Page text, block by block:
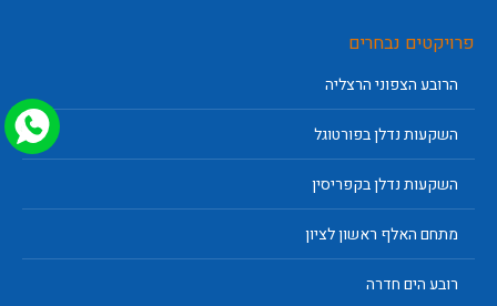
פרויקטים נבחרים
הרובע הצפוני הרצליה
השקעות נדלן בפורטוגל
השקעות נדלן בקפריסין
מתחם האלף ראשון לציון
רובע הים חדרה